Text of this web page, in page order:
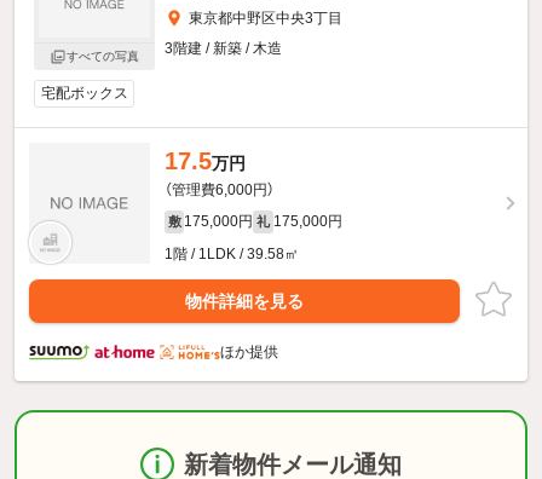
すべての写真
東京都中野区中央3丁目
3階建 / 新築 / 木造
宅配ボックス
17.5万円
（管理費6,000円）
敷 175,000円 礼 175,000円
1階 / 1LDK / 39.58㎡
物件詳細を見る
ほか提供
新着物件メール通知